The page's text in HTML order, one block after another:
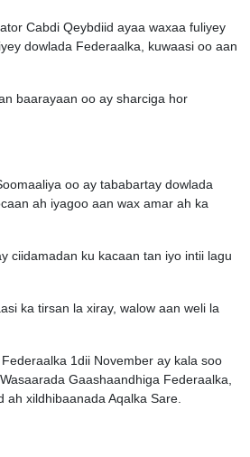
Cabdi Qeybdiid ayaa waxaa fuliyey
dowlada Federaalka, kuwaasi oo aan
baarayaan oo ay sharciga hor
oo ay tababartay dowlada
ah iyagoo aan wax amar ah ka
ciidamadan ku kacaan tan iyo intii lagu
ka tirsan la xiray, walow aan weli la
1dii November ay kala soo
Gaashaandhiga Federaalka,
xildhibaanada Aqalka Sare.